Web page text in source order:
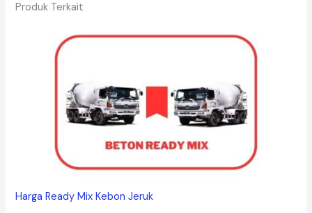
Produk Terkait
Harga Ready Mix Kebon Jeruk